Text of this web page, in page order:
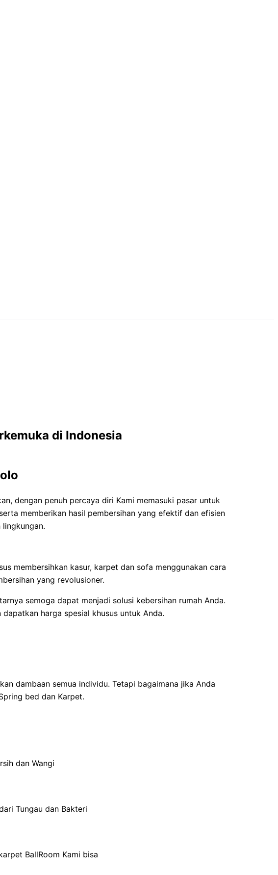
di Indonesia
dengan penuh percaya diri Kami memasuki pasar untuk
memberikan hasil pembersihan yang efektif dan efisien
membersihkan kasur, karpet dan sofa menggunakan cara
yang revolusioner.
semoga dapat menjadi solusi kebersihan rumah Anda.
harga spesial khusus untuk Anda.
dambaan semua individu. Tetapi bagaimana jika Anda
bed dan Karpet.
dan Wangi​
Tungau dan Bakteri​
BallRoom Kami bisa